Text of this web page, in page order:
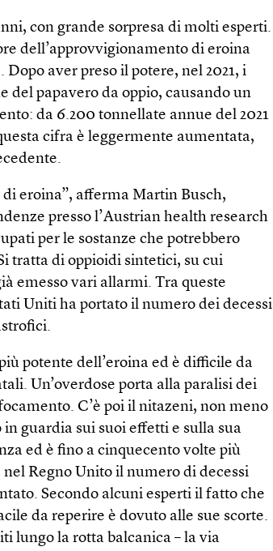
con grande sorpresa di molti esperti.
dell’approvvigionamento di eroina
aver preso il potere, nel 2021, i
del papavero da oppio, causando un
da 6.200 tonnellate annue del 2021
cifra è leggermente aumentata,
di eroina”, afferma Martin Busch,
presso l’Austrian health research
per le sostanze che potrebbero
tratta di oppioidi sintetici, su cui
emesso vari allarmi. Tra queste
Uniti ha portato il numero dei decessi
potente dell’eroina ed è difficile da
Un’overdose porta alla paralisi dei
C’è poi il nitazeni, non meno
guardia sui suoi effetti e sulla sua
ed è fino a cinquecento volte più
Regno Unito il numero di decessi
Secondo alcuni esperti il fatto che
da reperire è dovuto alle sue scorte.
lungo la rotta balcanica – la via